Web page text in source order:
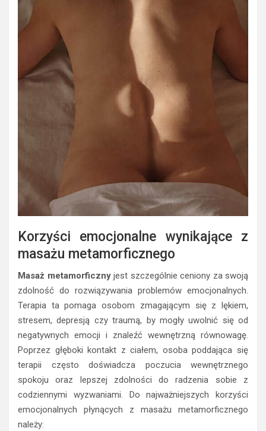
Korzyści emocjonalne wynikające z
masażu metamorficznego
Masaż metamorficznyjest szczególnie ceniony za swoją
zdolność do rozwiązywania problemów emocjonalnych.
Terapia ta pomaga osobom zmagającym się z lękiem,
stresem, depresją czy traumą, by mogły uwolnić się od
negatywnych emocji i znaleźć wewnętrzną równowagę.
Poprzez głęboki kontakt z ciałem, osoba poddająca się
terapii często doświadcza poczucia wewnętrznego
spokoju oraz lepszej zdolności do radzenia sobie z
codziennymi wyzwaniami. Do najważniejszych korzyści
emocjonalnych płynących z masażu metamorficznego
należy: